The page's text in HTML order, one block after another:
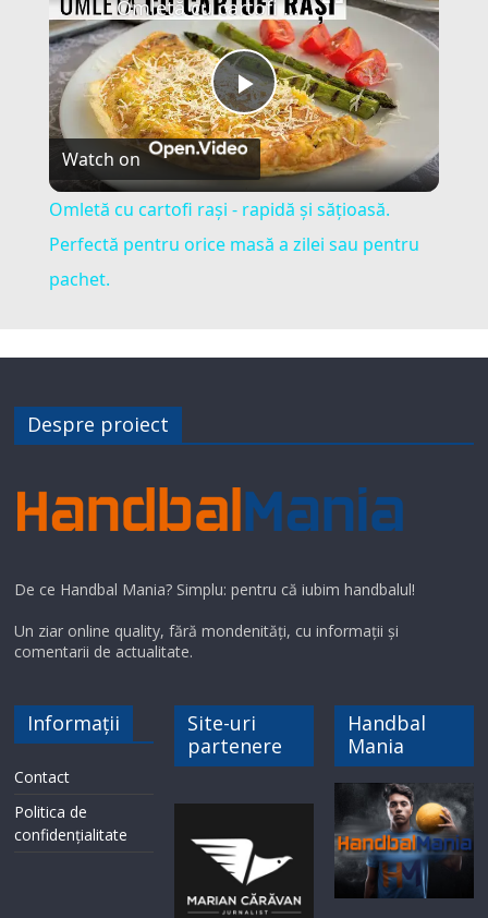
P
l
a
i
d
e
o
Omletă cu cartofi rași - rapidă și sățioasă. Perfectă pentru orice masă a zilei sau pentru pachet.
Watch on
Omletă cu cartofi rași - rapidă și sățioasă.
Perfectă pentru orice masă a zilei sau pentru
pachet.
Despre proiect
De ce Handbal Mania? Simplu: pentru că iubim handbalul!
Un ziar online quality, fără mondenități, cu informații și
comentarii de actualitate.
Informații
Contact
Politica de
confidențialitate
Site-uri
partenere
Handbal
Mania